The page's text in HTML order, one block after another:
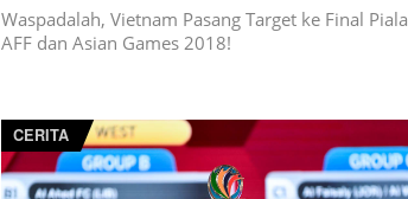
Waspadalah, Vietnam Pasang Target ke Final Piala
AFF dan Asian Games 2018!
CERITA